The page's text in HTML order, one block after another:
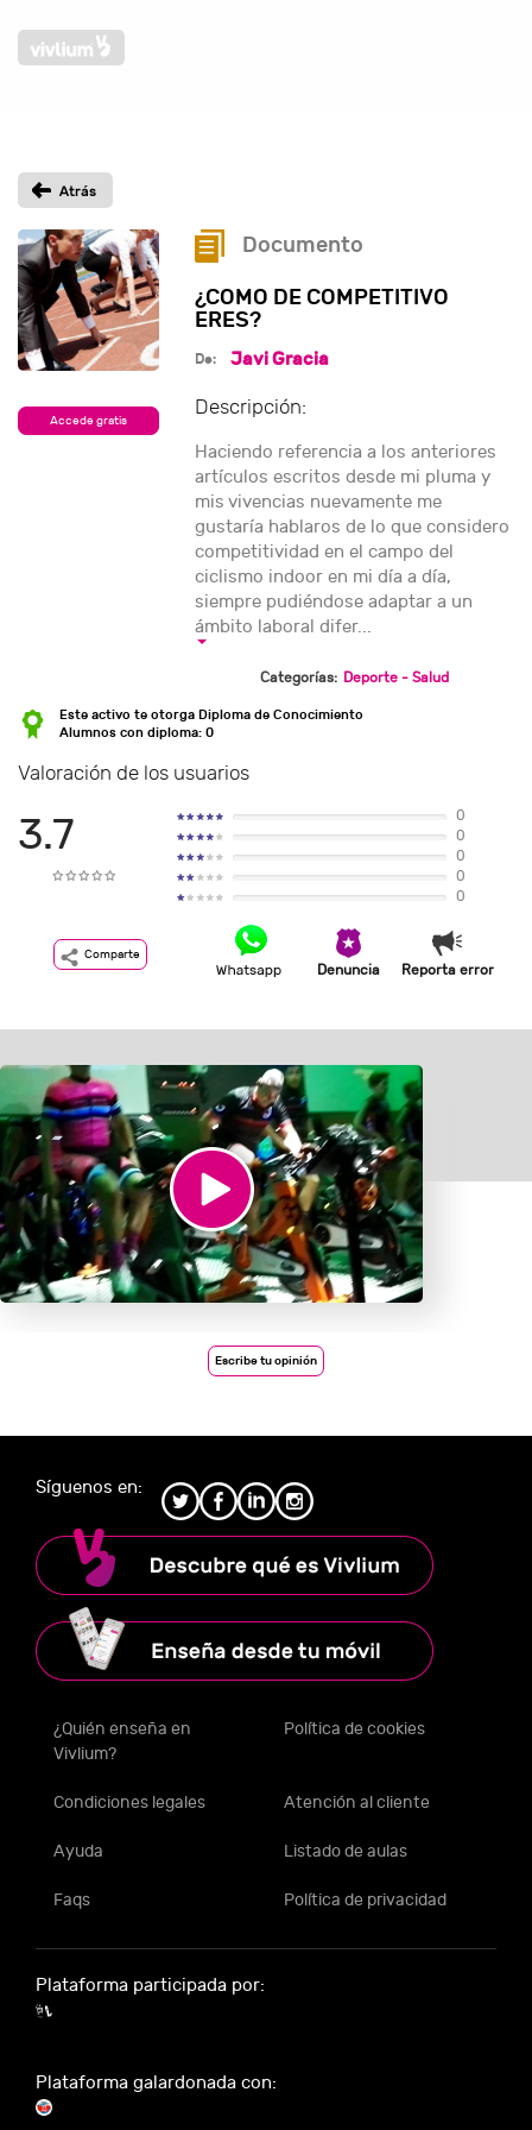
Accede gratis
Documento
¿COMO DE COMPETITIVO
ERES?
De: Javi Gracia
Descripción:
Haciendo referencia a los anteriores
artículos escritos desde mi pluma y
mis vivencias nuevamente me
gustaría hablaros de lo que considero
competitividad en el campo del
ciclismo indoor en mi día a día,
siempre pudiéndose adaptar a un
ámbito laboral difer...
Categorías: Deporte - Salud
Este activo te otorga Diploma de Conocimiento
Alumnos con diploma: 0
Valoración de los usuarios
3.7
0
0
0
0
0
Comparte
Denuncia Reporta error
Escribe tu opinión
Síguenos en:
¿Quién enseña en
Vivlium?
Política de cookies
Condiciones legales Atención al cliente
Ayuda Listado de aulas
Faqs Política de privacidad
Plataforma participada por:
Plataforma galardonada con: